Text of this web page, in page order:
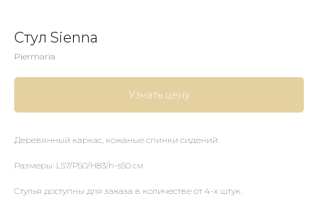
Стул Sienna
Piermaria
Узнать цену
Деревянный каркас, кожаные спинки сидений.
Размеры: L57/P50/H83/h-s50 см
Стулья доступны для заказа в количестве от 4-х штук.